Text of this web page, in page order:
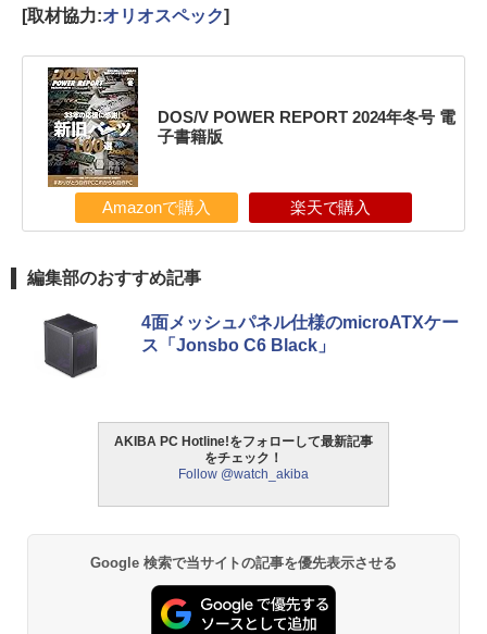
[取材協力:オリオスペック]
DOS/V POWER REPORT 2024年冬号 電
子書籍版
Amazonで購入 楽天で購入
編集部のおすすめ記事
4面メッシュパネル仕様のmicroATXケー
ス「Jonsbo C6 Black」
AKIBA PC Hotline!をフォローして最新記事
をチェック！
Follow @watch_akiba
Google 検索で当サイトの記事を優先表示させる